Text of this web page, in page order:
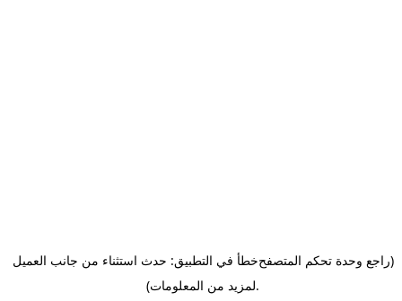
خطأ في التطبيق: حدث استثناء من جانب العميل(راجع وحدة تحكم المتصفح
لمزيد من المعلومات).